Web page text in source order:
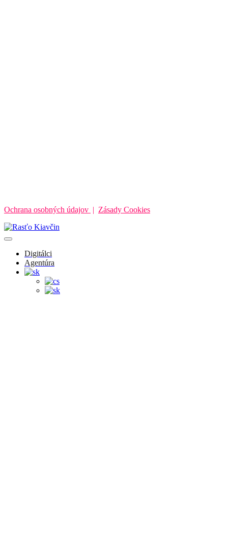
Ochrana osobných údajov | Zásady Cookies
Digitálci
Agentúra